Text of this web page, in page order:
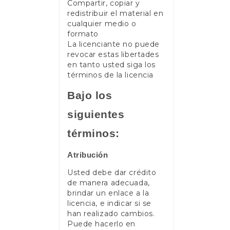
Compartir, copiar y
redistribuir el material en
cualquier medio o
formato
La licenciante no puede
revocar estas libertades
en tanto usted siga los
términos de la licencia
Bajo los
siguientes
términos:
Atribución
Usted debe dar crédito
de manera adecuada,
brindar un enlace a la
licencia, e indicar si se
han realizado cambios.
Puede hacerlo en